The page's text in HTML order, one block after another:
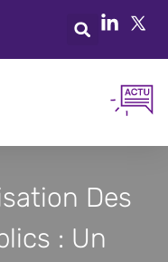
Des
: Un